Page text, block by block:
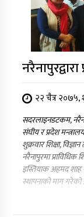
२२ चैत्र २०७५,
सदरलाइनडटकम,
संघीय र प्रदेश
शुक्रवार शिक्षा,
नरैनापुरमा प्राविधिक
इस्तियाक अहमद शाह
स्थापनाको माग